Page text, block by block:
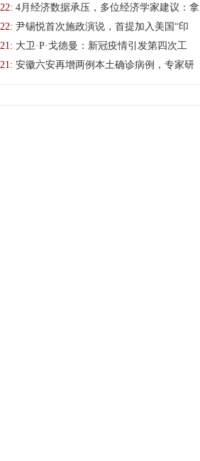
4月经济数据承压，多位经济学家建议：拿
尹锡悦首次施政演说，首提加入美国“印
大卫·P·戈德曼：新冠疫情引发第四次工
安徽六安再增两例本土确诊病例，专家研